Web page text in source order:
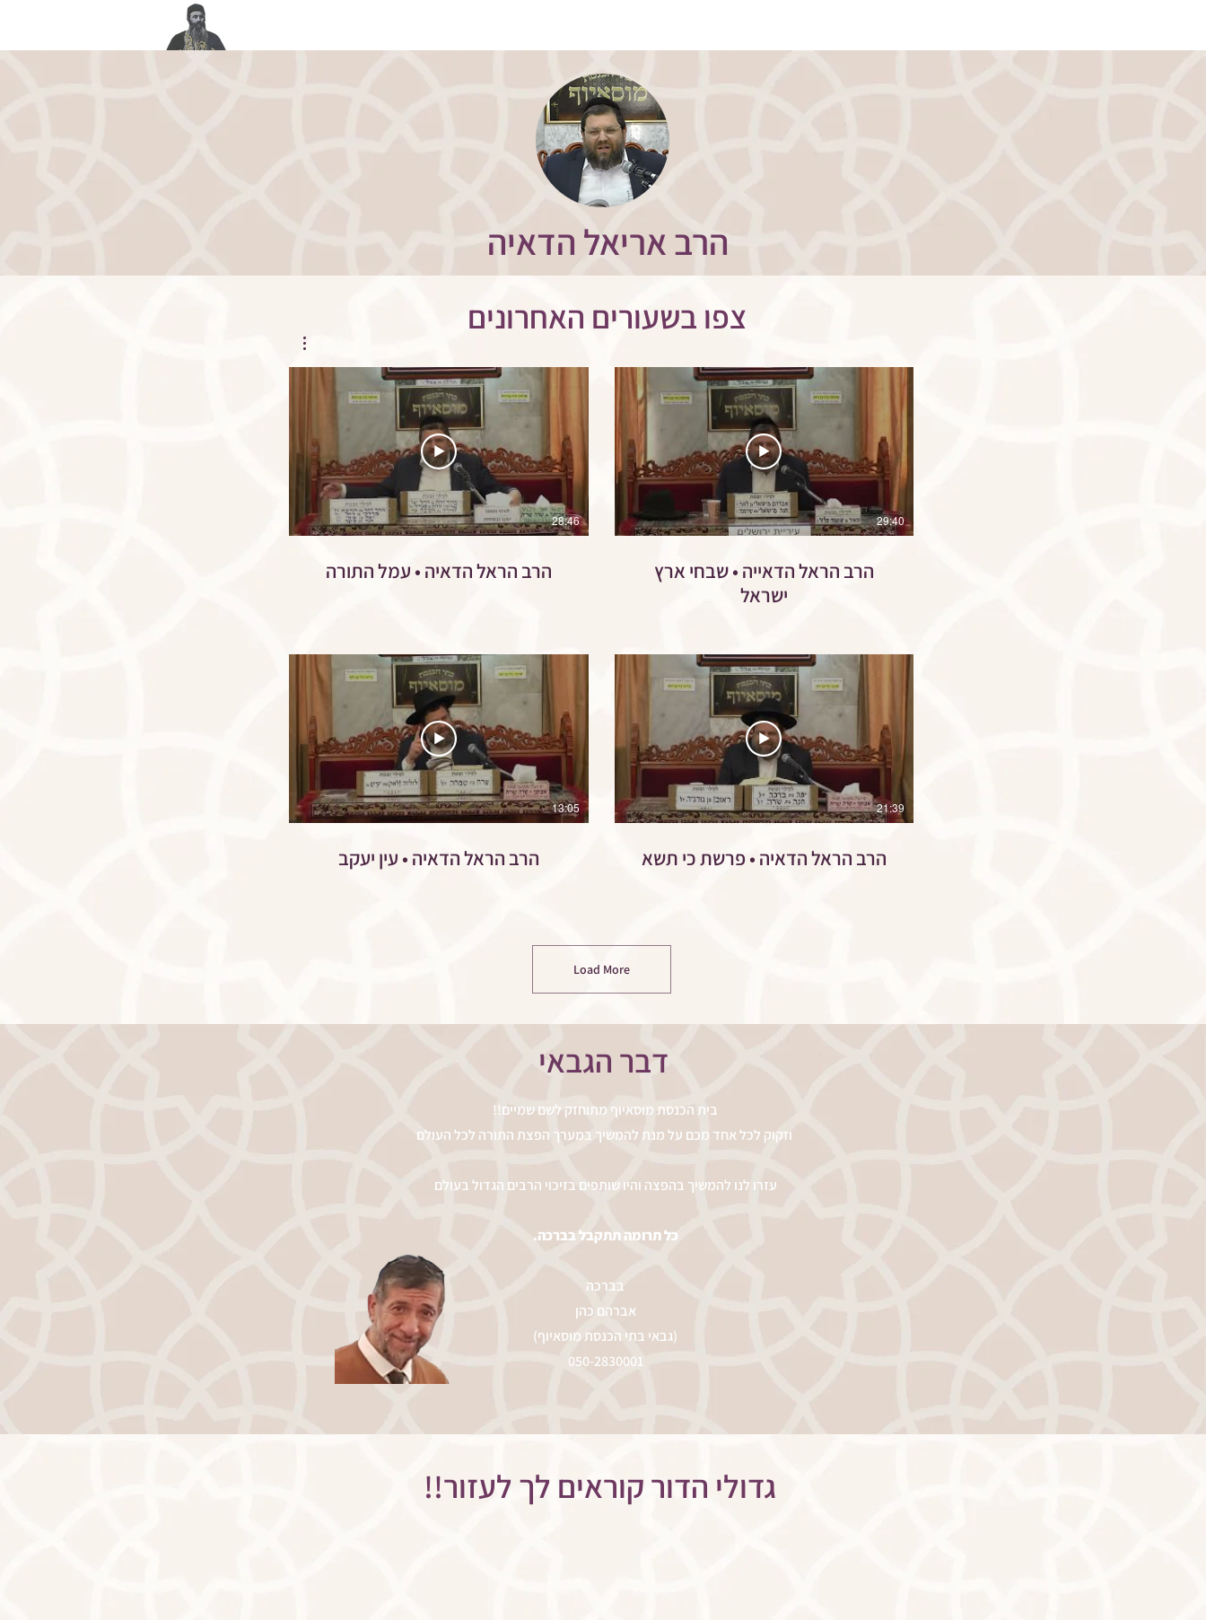
הרב אריאל הדאיה
צפו בשעורים האחרונים
28:46
הרב הראל הדאיה • עמל התורה
29:40
הרב הראל הדאייה • שבחי ארץ
ישראל
13:05
הרב הראל הדאיה • עין יעקב
21:39
הרב הראל הדאיה • פרשת כי תשא
Load More
דבר הגבאי
!!בית הכנסת מוסאיוף מתוחזק לשם שמיים
עזרו לנו להמשיך בהפצה והיו שותפים בזיכוי הרבים הגדול בעולם
.כל תרומה תתקבל בברכה
בברכה
אברהם כהן
(גבאי בתי הכנסת מוסאיוף)
050-2830001